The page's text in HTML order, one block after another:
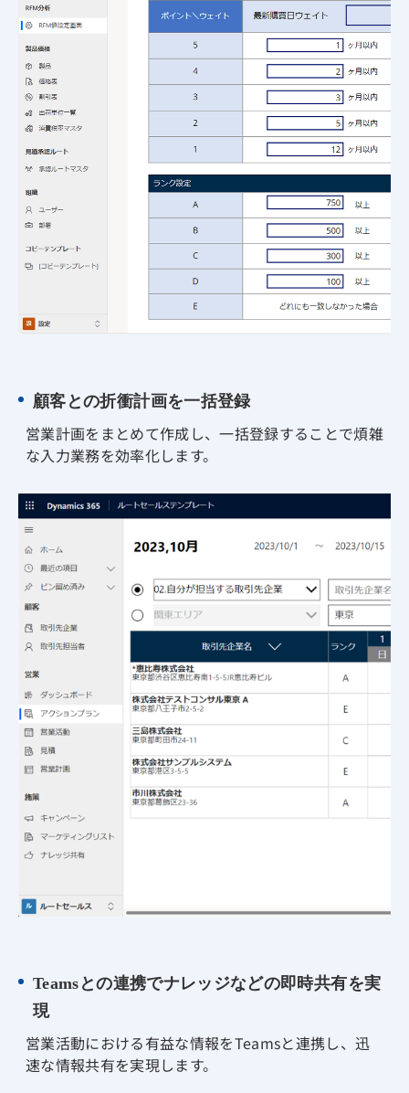
顧客との折衝計画を一括登録
営業計画をまとめて作成し、一括登録することで煩雑
な入力業務を効率化します。
Teamsとの連携でナレッジなどの即時共有を実
現
営業活動における有益な情報をTeamsと連携し、迅
速な情報共有を実現します。